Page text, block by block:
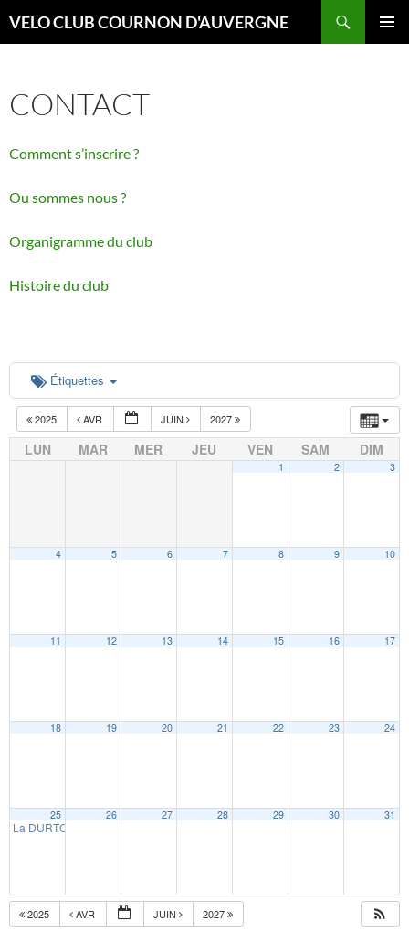
auVELO CLUB COURNON D'AUVERGNE
CONTACT
Comment s’inscrire ?
Ou sommes nous ?
Organigramme du club
Histoire du club
Étiquettes
2025 AVR JUIN 2027
LUN MAR MER JEU VEN SAM DIM
1 2 3
4 5 6 7 8 9 10
11 12 13 14 15 16 17
18 19 20 21 22 23 24
25
La DURTORCCHA
26 27 28 29 30 31
2025 AVR JUIN 2027